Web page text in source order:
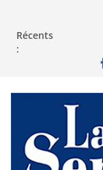
Récents
: